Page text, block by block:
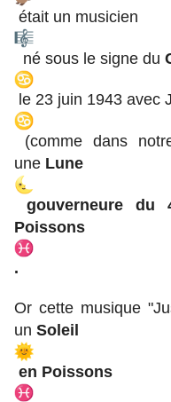
était un musicien
né sous le signe du
le 23 juin 1943 avec
(comme dans
une Lune
gouverneure du
Poissons
.
Or cette musique
un Soleil
en Poissons